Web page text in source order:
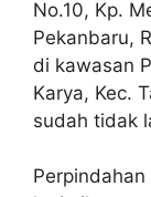
No.10, Kp.
Pekanbaru,
di kawasan
Karya, Kec.
sudah tidak